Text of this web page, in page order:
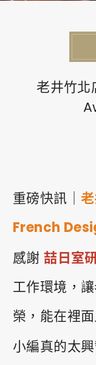
関連ブラ
線上
聯絡
Contact
お問い合
網站
Sitemap
老井竹
重磅快訊｜
French
感謝喆日室
工作環境，
榮，能在裡
小編真的太